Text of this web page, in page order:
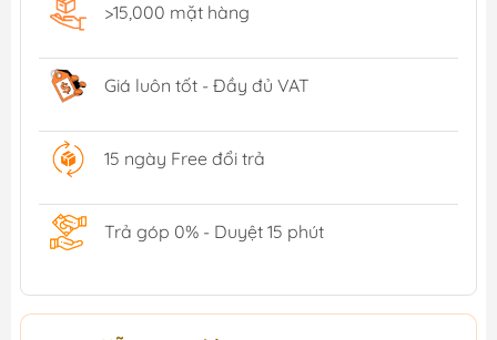
>15,000 mặt hàng
Giá luôn tốt - Đầy đủ VAT
15 ngày Free đổi trả
Trả góp 0% - Duyệt 15 phút